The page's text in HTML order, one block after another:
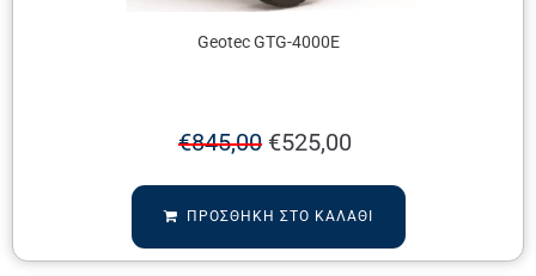
Geotec GTG-4000E
€845,00 €525,00
ΠΡΟΣΘΉΚΗ ΣΤΟ ΚΑΛΆΘΙ